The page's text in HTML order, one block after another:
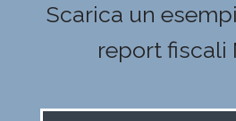
Scarica un
report fiscali